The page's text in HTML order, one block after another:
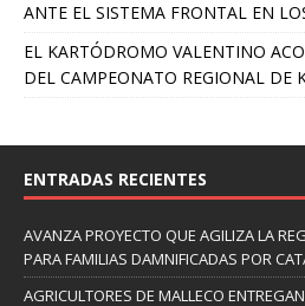
ANTE EL SISTEMA FRONTAL EN
EL KARTÓDROMO VALENTINO
DEL CAMPEONATO REGIONAL DE
ENTRADAS RECIENTES
AVANZA PROYECTO QUE AGILIZA LA
PARA FAMILIAS DAMNIFICADAS POR
AGRICULTORES DE MALLECO